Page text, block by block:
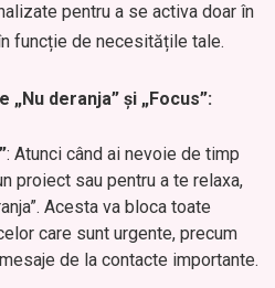
pentru a se activa doar în
funcție de necesitățile tale.
deranja” și „Focus”:
: Atunci când ai nevoie de timp
proiect sau pentru a te relaxa,
Acesta va bloca toate
care sunt urgente, precum
de la contacte importante.